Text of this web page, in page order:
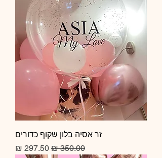
זר אסיה בלון שקוף כדורים
מחיר רגיל מחיר מבצע